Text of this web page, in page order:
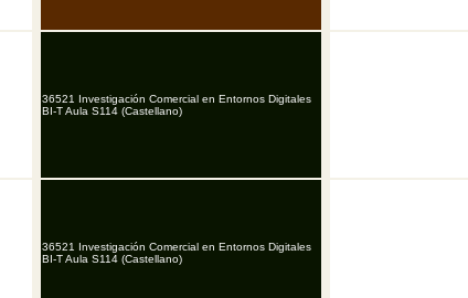
36521 Investigación Comercial en Entornos Digitales
BI-T Aula S114 (Castellano)
36521 Investigación Comercial en Entornos Digitales
BI-T Aula S114 (Castellano)